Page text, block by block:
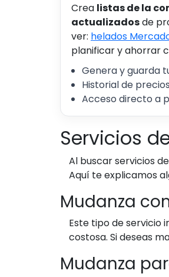
Crea listas de la
actualizadosde
ver: helados
planificar y ahorrar
Genera y guarda
Historial de
Acceso directo a
Servicios
Al buscar servicios
Aquí te explicamos
Mudanza
Este tipo de servicio
costosa. Si deseas
Mudanza